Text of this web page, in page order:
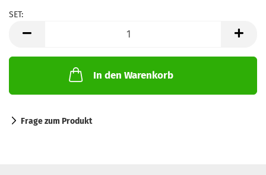
SET:
In den Warenkorb
Frage zum Produkt